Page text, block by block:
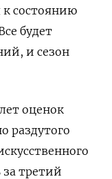
к состоянию
будет
и сезон
оценок
раздутого
за третий